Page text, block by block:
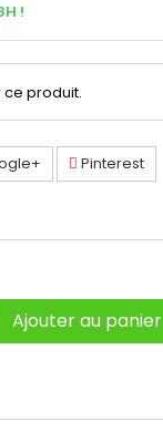
!
produit.
Pinterest
Ajouter au panier